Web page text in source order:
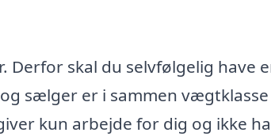
skal du selvfølgelig have
sælger er i sammen
kun arbejde for dig og ikke